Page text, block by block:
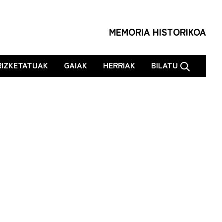
MEMORIA HISTORIKOA
GAIAK HERRIAK BILATU